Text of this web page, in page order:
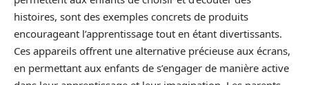
histoires, sont des exemples concrets de produits
encourageant l’apprentissage tout en étant divertissants.
Ces appareils offrent une alternative précieuse aux écrans,
en permettant aux enfants de s’engager de manière active